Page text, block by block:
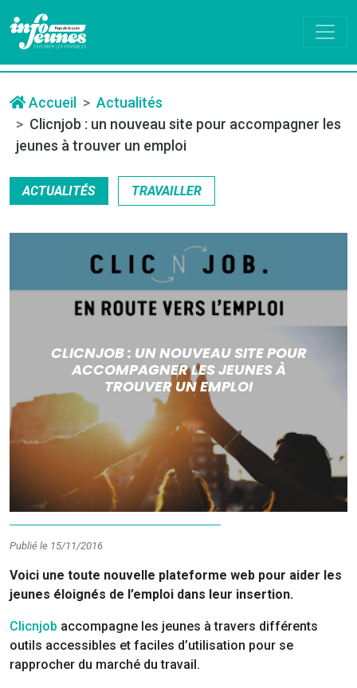
Accueil
Actualités
Clicnjob : un nouveau site pour accompagner les
jeunes à trouver un emploi
ACTUALITÉS TRAVAILLER
CLICNJOB : UN NOUVEAU SITE POUR
ACCOMPAGNER LES JEUNES À
TROUVER UN EMPLOI
Publié le 15/11/2016
Voici une toute nouvelle plateforme web pour aider les
jeunes éloignés de l’emploi dans leur insertion.
Clicnjob accompagne les jeunes à travers différents
outils accessibles et faciles d’utilisation pour se
rapprocher du marché du travail.